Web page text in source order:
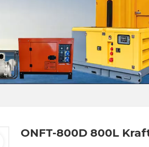
ONFT-800D 800L